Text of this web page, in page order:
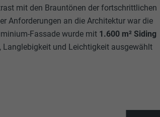
mit den Brauntönen der fortschrittlichen
Anforderungen an die Architektur war die
Fassade wurde mit 1.600 m² Siding
Langlebigkeit und Leichtigkeit ausgewählt